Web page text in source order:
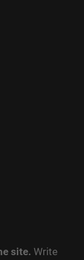
site. Write